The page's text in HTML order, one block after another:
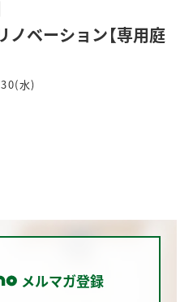
ベーション【専用庭
水)
メルマガ登録